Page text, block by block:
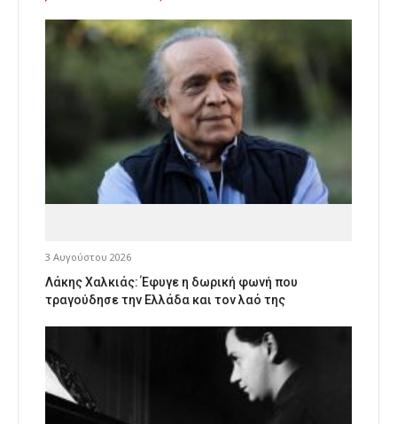
3 Αυγούστου 2026
Λάκης Χαλκιάς: Έφυγε η δωρική φωνή που
τραγούδησε την Ελλάδα και τον λαό της